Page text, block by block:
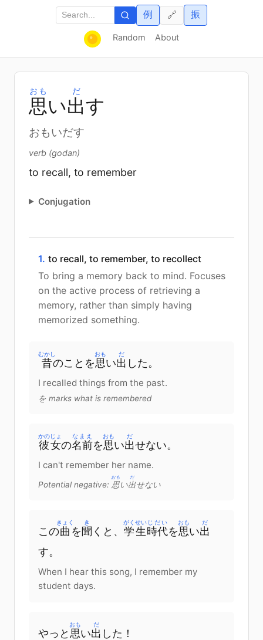
Random About
例 振
🔗
思
おも
い出
だ
す
おもいだす
verb (godan)
to recall, to remember
Conjugation
1. to recall, to remember, to recollect
To bring a memory back to mind. Focuses
on the active process of retrieving a
memory, rather than simply having
memorized something.
昔
むかし
のこと を思
おも
い出
だ
した。
I recalled things from the past.
を marks what is remembered
彼女
かのじょ
の名前
なまえ
を思
おも
い出
だ
せない。
I can't remember her name.
Potential negative: 思
おも
い出
だ
せない
この曲
きょく
を 聞
き
く と 、 学生
がくせい
時代
じだい
を思
おも
い出
だ
す。
When I hear this song, I remember my
student days.
やっと 思
おも
い出
だ
した！